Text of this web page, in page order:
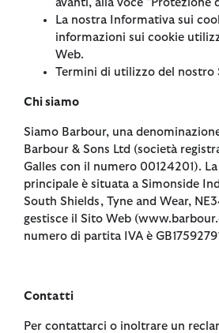
avanti, alla voce "Protezione
La nostra Informativa sui
informazioni sui cookie
Web.
Termini di utilizzo del nostro
Chi siamo
Siamo Barbour, una
Barbour & Sons Ltd (società
Galles con il numero 00124201).
principale è situata a Simonside
South Shields, Tyne and Wear,
gestisce il Sito Web
numero di partita IVA è
Contatti
Per contattarci o inoltrare un